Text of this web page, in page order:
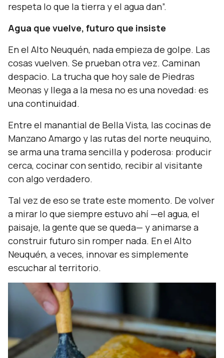
respeta lo que la tierra y el agua dan”.
Agua que vuelve, futuro que insiste
En el Alto Neuquén, nada empieza de golpe. Las
cosas vuelven. Se prueban otra vez. Caminan
despacio. La trucha que hoy sale de Piedras
Meonas y llega a la mesa no es una novedad: es
una continuidad.
Entre el manantial de Bella Vista, las cocinas de
Manzano Amargo y las rutas del norte neuquino,
se arma una trama sencilla y poderosa: producir
cerca, cocinar con sentido, recibir al visitante
con algo verdadero.
Tal vez de eso se trate este momento. De volver
a mirar lo que siempre estuvo ahí —el agua, el
paisaje, la gente que se queda— y animarse a
construir futuro sin romper nada. En el Alto
Neuquén, a veces, innovar es simplemente
escuchar al territorio.